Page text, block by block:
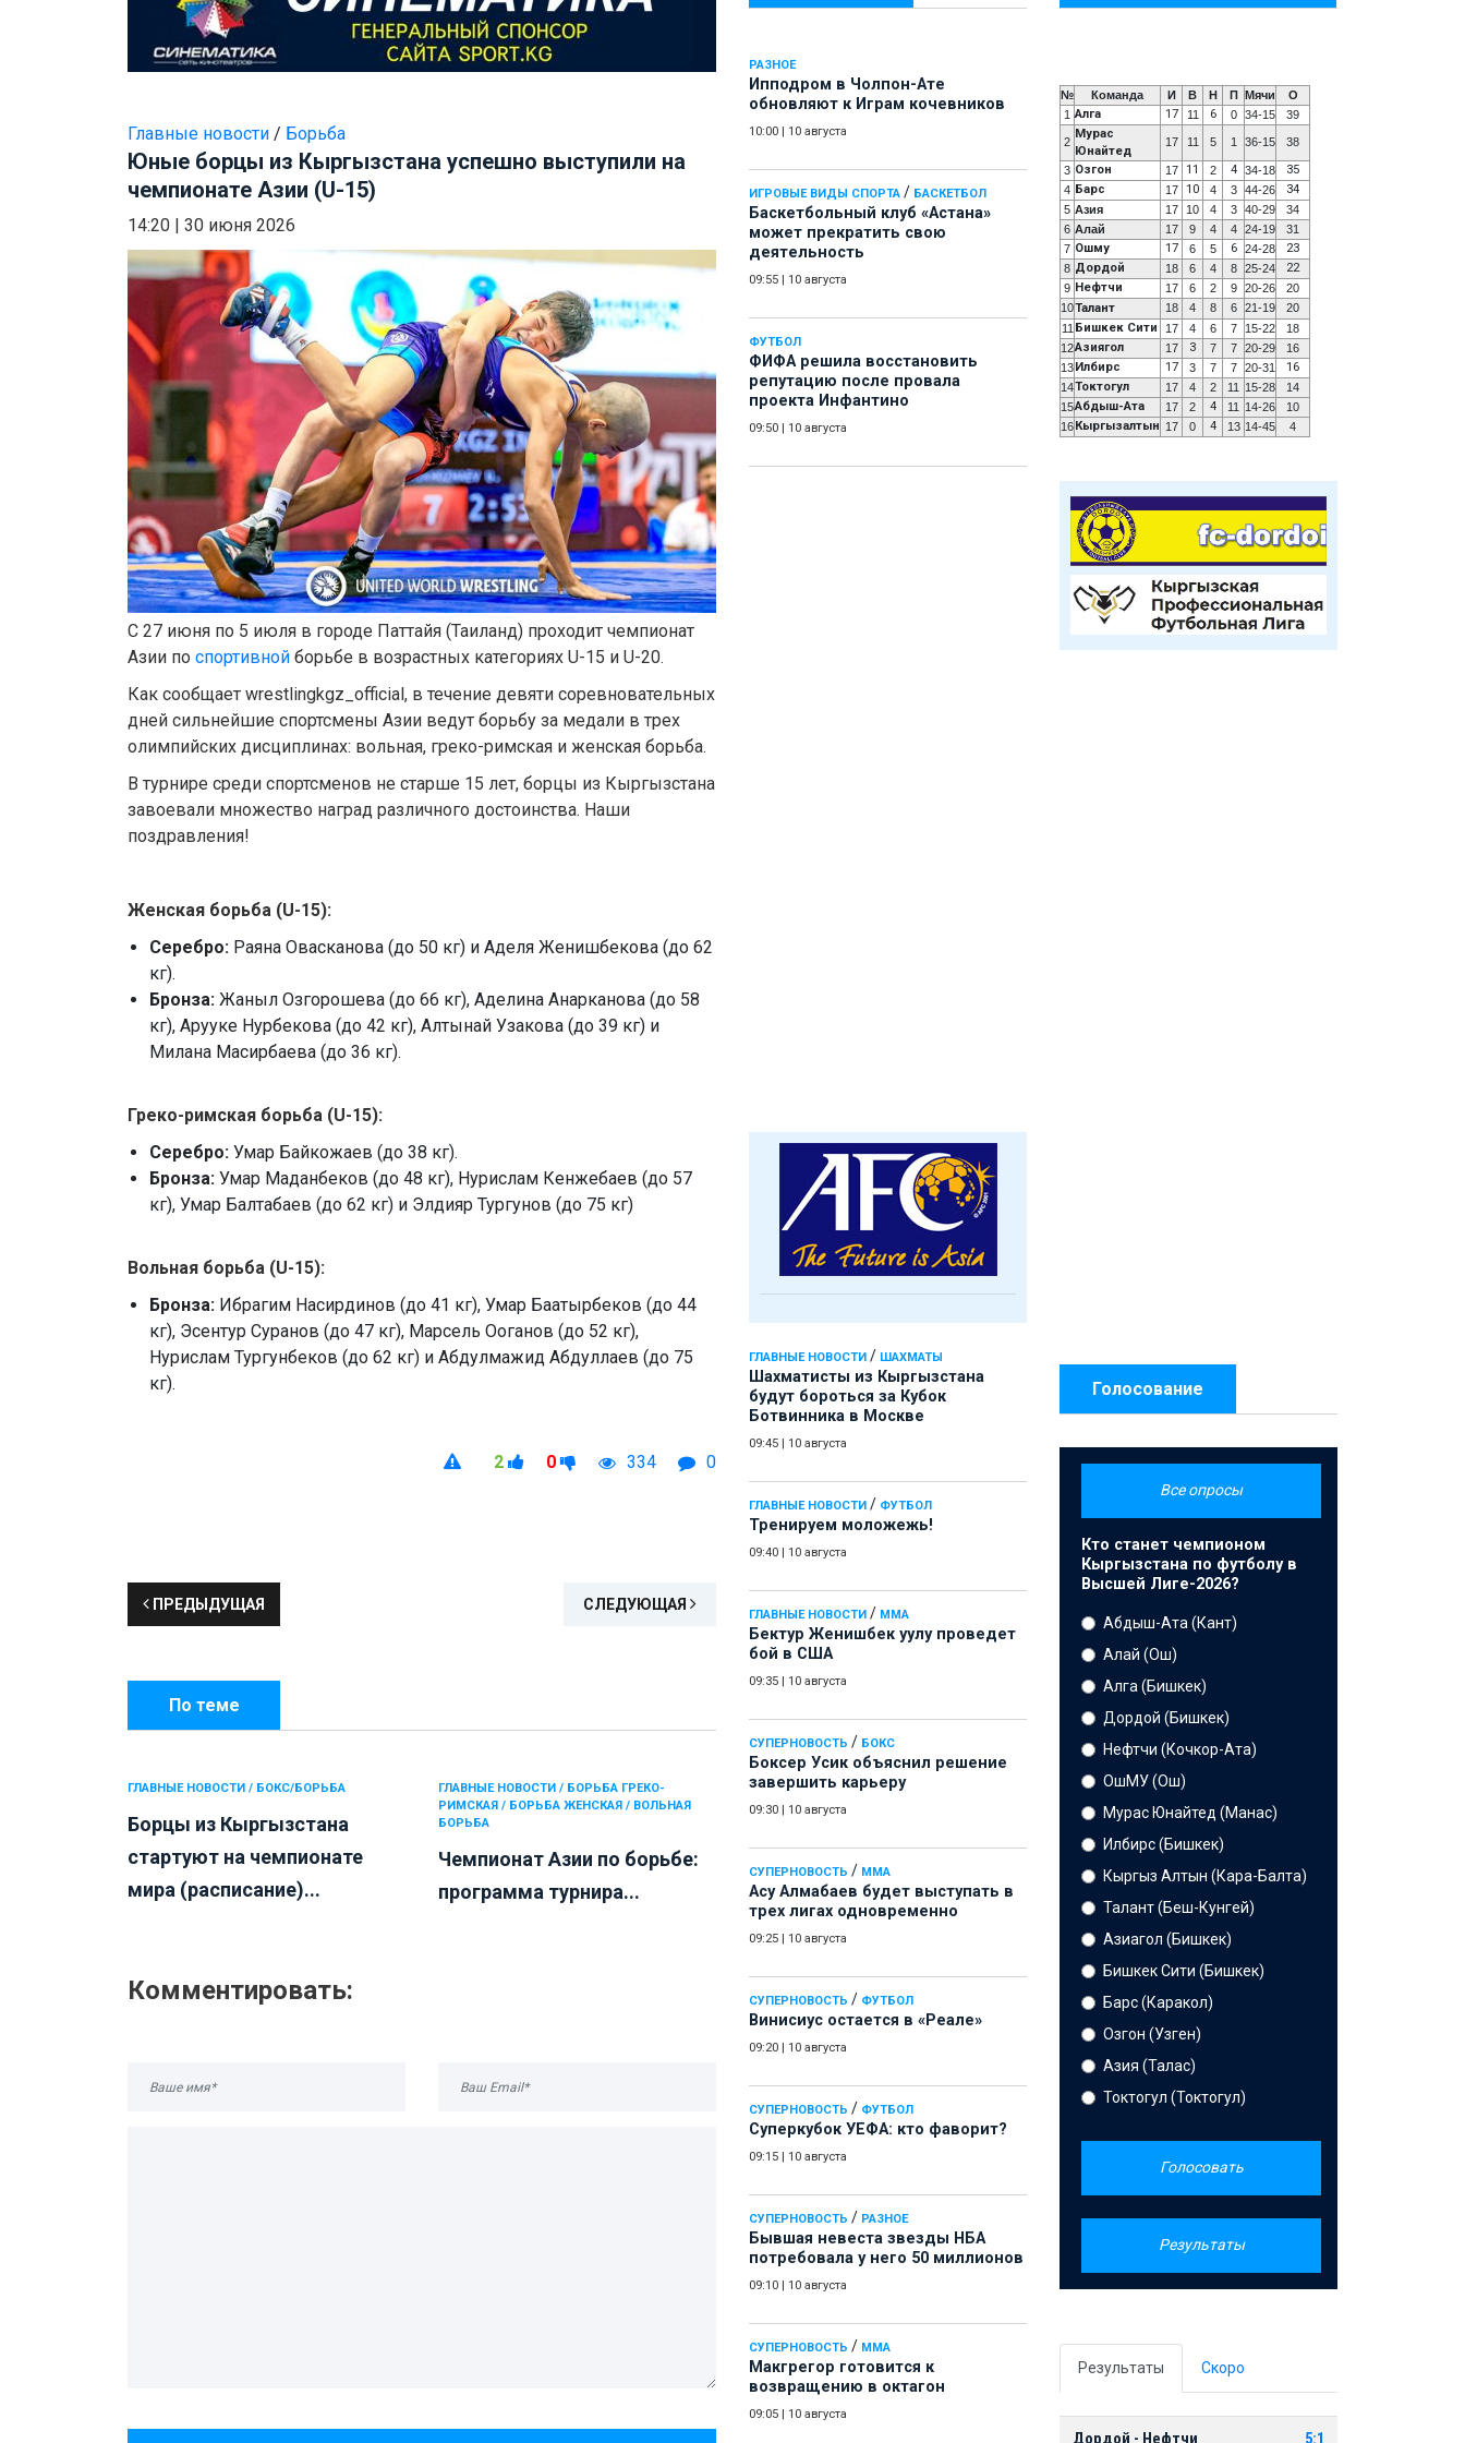
РАЗНОЕ
Ипподром в Чолпон-Ате
обновляют к Играм кочевников
10:00 10 августа
ИГРОВЫЕ ВИДЫ СПОРТА / БАСКЕТБОЛ
Баскетбольный клуб «Астана»
может прекратить свою
деятельность
09:55 10 августа
ФУТБОЛ
ФИФА решила восстановить
репутацию после провала
проекта Инфантино
09:50 10 августа
ГЛАВНЫЕ НОВОСТИ / ШАХМАТЫ
Шахматисты из Кыргызстана
будут бороться за Кубок
Ботвинника в Москве
09:45 10 августа
ГЛАВНЫЕ НОВОСТИ / ФУТБОЛ
Тренируем моложежь!
09:40 10 августа
ГЛАВНЫЕ НОВОСТИ / ММА
Бектур Женишбек уулу проведет
бой в США
09:35 10 августа
СУПЕРНОВОСТЬ / БОКС
Боксер Усик объяснил решение
завершить карьеру
09:30 10 августа
СУПЕРНОВОСТЬ / ММА
Асу Алмабаев будет выступать в
трех лигах одновременно
09:25 10 августа
СУПЕРНОВОСТЬ / ФУТБОЛ
Винисиус остается в «Реале»
09:20 10 августа
СУПЕРНОВОСТЬ / ФУТБОЛ
Суперкубок УЕФА: кто фаворит?
09:15 10 августа
СУПЕРНОВОСТЬ / РАЗНОЕ
Бывшая невеста звезды НБА
потребовала у него 50 миллионов
09:10 10 августа
СУПЕРНОВОСТЬ / ММА
Макгрегор готовится к
возвращению в октагон
09:05 10 августа
Главные новости / Борьба
Юные борцы из Кыргызстана успешно выступили на
чемпионате Азии (U-15)
14:20 30 июня 2026
С 27 июня по 5 июля в городе Паттайя (Таиланд) проходит чемпионат
Азии по спортивной борьбе в возрастных категориях U-15 и U-20.
Как сообщает wrestlingkgz_official, в течение девяти соревновательных
дней сильнейшие спортсмены Азии ведут борьбу за медали в трех
олимпийских дисциплинах: вольная, греко-римская и женская борьба.
В турнире среди спортсменов не старше 15 лет, борцы из Кыргызстана
завоевали множество наград различного достоинства. Наши
поздравления!
Женская борьба (U-15):
Серебро: Раяна Овасканова (до 50 кг) и Аделя Женишбекова (до 62
кг).
Бронза: Жаныл Озгорошева (до 66 кг), Аделина Анарканова (до 58
кг), Арууке Нурбекова (до 42 кг), Алтынай Узакова (до 39 кг) и
Милана Масирбаева (до 36 кг).
Греко-римская борьба (U-15):
Серебро: Умар Байкожаев (до 38 кг).
Бронза: Умар Маданбеков (до 48 кг), Нурислам Кенжебаев (до 57
кг), Умар Балтабаев (до 62 кг) и Элдияр Тургунов (до 75 кг)
Вольная борьба (U-15):
Бронза: Ибрагим Насирдинов (до 41 кг), Умар Баатырбеков (до 44
кг), Эсентур Суранов (до 47 кг), Марсель Ооганов (до 52 кг),
Нурислам Тургунбеков (до 62 кг) и Абдулмажид Абдуллаев (до 75
кг).
2 0 334 0
ПРЕДЫДУЩАЯ СЛЕДУЮЩАЯ
По теме
ГЛАВНЫЕ НОВОСТИ / БОКС/БОРЬБА
Борцы из Кыргызстана
стартуют на чемпионате
мира (расписание)...
ГЛАВНЫЕ НОВОСТИ / БОРЬБА ГРЕКО-
РИМСКАЯ / БОРЬБА ЖЕНСКАЯ / ВОЛЬНАЯ
БОРЬБА
Чемпионат Азии по борьбе:
программа турнира...
Комментировать:
№ Команда И В Н П Мячи
О
1 Алга 17 11 6 0 34-15 39
2
Мурас
Юнайтед
17 11 5 1 36-15 38
3 Озгон 17 11 2 4 34-18 35
4 Барс 17 10 4 3 44-26 34
5 Азия 17 10 4 3 40-29
34
6 Алай 17 9 4 4 24-19
31
7 Ошму 17 6 5 6 24-28 23
8 Дордой 18 6 4 8 25-24 22
9 Нефтчи 17 6 2 9 20-26
20
10Талант 18 4 8 6 21-19
20
11 Бишкек Сити 17 4 6 7 15-22
18
12Азиягол 17 3 7 7 20-29
16
13 Илбирс 17 3 7 7 20-31 16
14Токтогул 17 4 2 11 15-28
14
15Абдыш-Ата 17 2 4 11 14-26
10
16 Кыргызалтын 17 0 4 13 14-45 4
Голосование
Все опросы
Кто станет чемпионом
Кыргызстана по футболу в
Высшей Лиге-2026?
Абдыш-Ата (Кант)
Алай (Ош)
Алга (Бишкек)
Дордой (Бишкек)
Нефтчи (Кочкор-Ата)
ОшМУ (Ош)
Мурас Юнайтед (Манас)
Илбирс (Бишкек)
Кыргыз Алтын (Кара-Балта)
Талант (Беш-Кунгей)
Азиагол (Бишкек)
Бишкек Сити (Бишкек)
Барс (Каракол)
Озгон (Узген)
Азия (Талас)
Токтогул (Токтогул)
Голосовать
Результаты
Результаты Скоро
Дордой - Нефтчи 5:1